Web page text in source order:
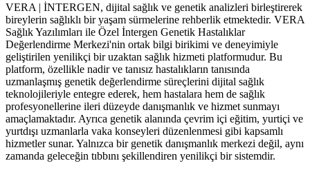
VERA | İNTERGEN, dijital sağlık ve genetik analizleri birleştirerek
bireylerin sağlıklı bir yaşam sürmelerine rehberlik etmektedir. VERA
Sağlık Yazılımları ile Özel İntergen Genetik Hastalıklar
Değerlendirme Merkezi'nin ortak bilgi birikimi ve deneyimiyle
geliştirilen yenilikçi bir uzaktan sağlık hizmeti platformudur. Bu
platform, özellikle nadir ve tanısız hastalıkların tanısında
uzmanlaşmış genetik değerlendirme süreçlerini dijital sağlık
teknolojileriyle entegre ederek, hem hastalara hem de sağlık
profesyonellerine ileri düzeyde danışmanlık ve hizmet sunmayı
amaçlamaktadır. Ayrıca genetik alanında çevrim içi eğitim, yurtiçi ve
yurtdışı uzmanlarla vaka konseyleri düzenlenmesi gibi kapsamlı
hizmetler sunar. Yalnızca bir genetik danışmanlık merkezi değil, aynı
zamanda geleceğin tıbbını şekillendiren yenilikçi bir sistemdir.